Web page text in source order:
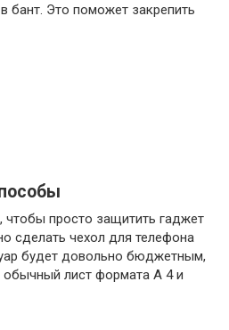
бант. Это поможет закрепить
чтобы просто защитить гаджет
сделать чехол для телефона
будет довольно бюджетным,
обычный лист формата А 4 и